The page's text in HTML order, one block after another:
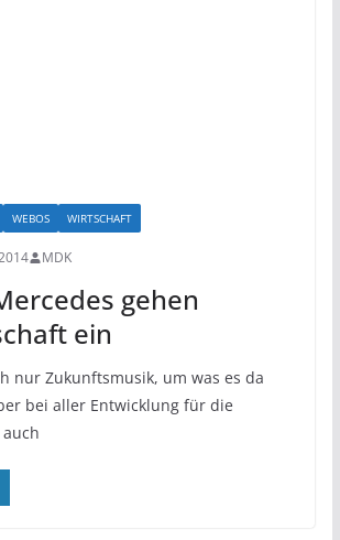
WEBOS WIRTSCHAFT
MDK
gehen
ein
nur Zukunftsmusik, um was es da
bei aller Entwicklung für die